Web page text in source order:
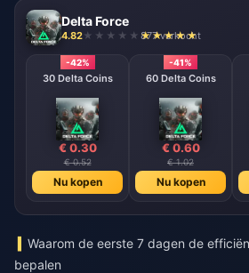
Delta Force
4.82 877 verkocht
-42%
30 Delta Coins
€ 0.30
€ 0.52
Nu kopen
-41%
60 Delta Coins
€ 0.60
€ 1.02
Nu kopen
Waarom de eerste 7 dagen de
bepalen